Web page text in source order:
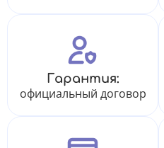
Гарантия:
официальный договор